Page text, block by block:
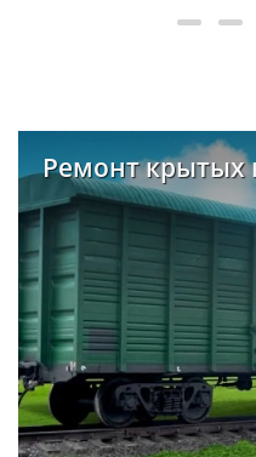
Ремонт крытых